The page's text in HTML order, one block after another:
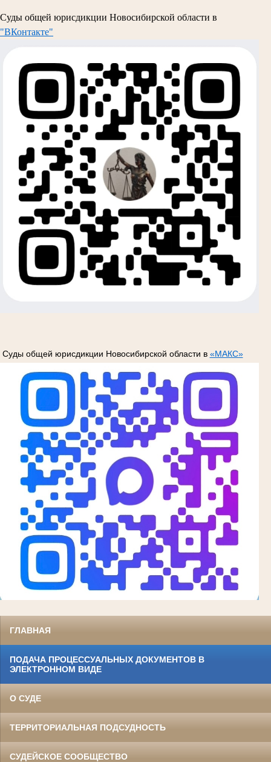
Суды общей юрисдикции Новосибирской области в
"ВКонтакте"
Суды общей юрисдикции Новосибирской области в «МАКС»
ГЛАВНАЯ
ПОДАЧА ПРОЦЕССУАЛЬНЫХ ДОКУМЕНТОВ В
ЭЛЕКТРОННОМ ВИДЕ
О СУДЕ
ТЕРРИТОРИАЛЬНАЯ ПОДСУДНОСТЬ
СУДЕЙСКОЕ СООБЩЕСТВО